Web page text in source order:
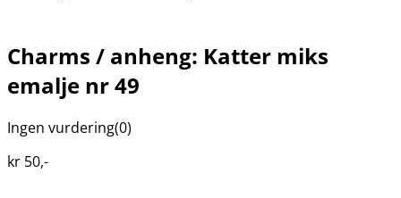
Charms / anheng: Katter miks
emalje nr 49
Ingen vurdering(0)
kr 50,-